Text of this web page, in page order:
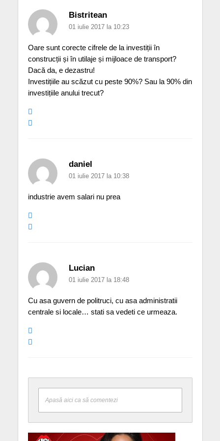
Bistritean
01 iulie 2017 la 10:23
Oare sunt corecte cifrele de la investiții în
construcții și în utilaje și mijloace de transport?
Dacă da, e dezastru!
Investițiile au scăzut cu peste 90%? Sau la 90% din
investițiile anului trecut?
daniel
01 iulie 2017 la 10:38
industrie avem salari nu prea
Lucian
01 iulie 2017 la 18:48
Cu asa guvern de politruci, cu asa administratii
centrale si locale… stati sa vedeti ce urmeaza.
Apasă aici ca să comentezi